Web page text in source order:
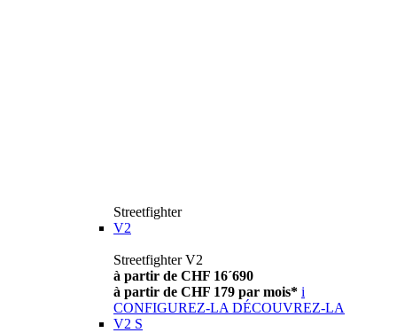
Streetfighter
V2
Streetfighter V2
à partir de CHF 16´690
à partir de CHF 179 par mois* i
CONFIGUREZ-LA DÉCOUVREZ-LA
V2 S